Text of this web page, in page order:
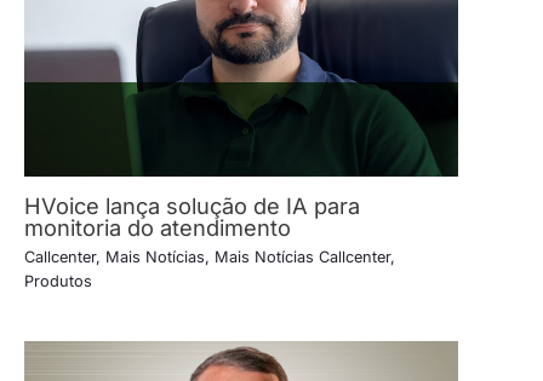
HVoice lança solução de IA para
monitoria do atendimento
Callcenter, Mais Notícias, Mais Notícias Callcenter,
Produtos